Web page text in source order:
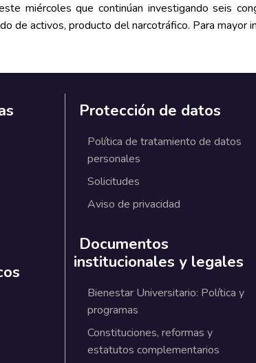
miércoles que continúan investigando seis
de activos, producto del narcotráfico. Para mayor
Protección de datos
Política de tratamiento de datos
personales
Solicitudes
Aviso de privacidad
Documentos
institucionales y legales
Bienestar Universitario: Política y
programas
Constituciones, reformas y
estatutos complementarios